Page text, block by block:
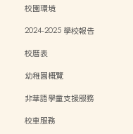
校園環境
2024-2025 學校報告
校曆表
幼稚園概覽
非華語學童支援服務
校車服務